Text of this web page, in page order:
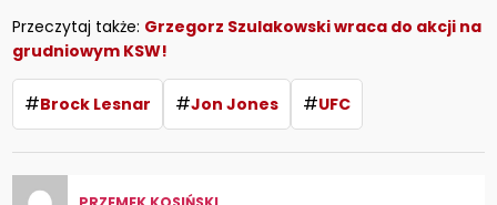
Przeczytaj także: Grzegorz Szulakowski wraca do akcji na
grudniowym KSW!
#Brock Lesnar #Jon Jones #UFC